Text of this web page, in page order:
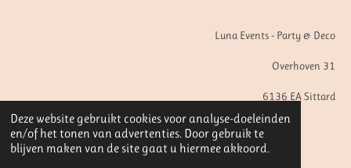
Deze website gebruikt cookies voor analyse-doeleinden
en/of het tonen van advertenties. Door gebruik te
blijven maken van de site gaat u hiermee akkoord.
Luna Events - Party & Deco
Overhoven 31
6136 EA Sittard
© 2020 - 2026 Luna Events Party & Deco